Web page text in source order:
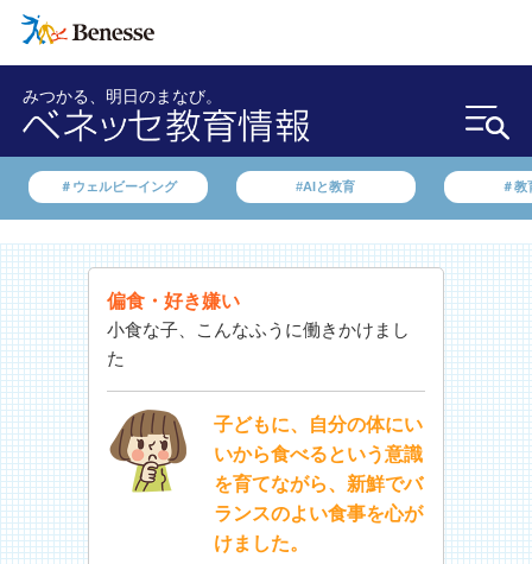
みつかる、明日のまなび。
＃ウェルビーイング #AIと教育 ＃教
偏食・好き嫌い
小食な子、こんなふうに働きかけまし
た
子どもに、自分の体にい
いから食べるという意識
を育てながら、新鮮でバ
ランスのよい食事を心が
けました。